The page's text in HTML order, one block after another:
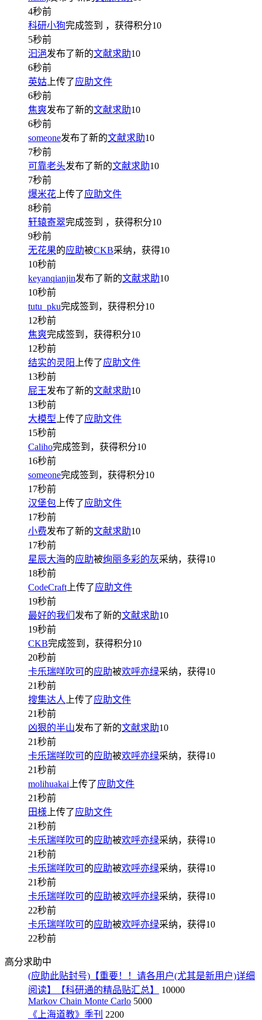
4秒前
科研小狗完成签到 ，获得积分10
5秒前
汩浥发布了新的文献求助10
6秒前
英姑 上传了应助文件
6秒前
焦爽发布了新的文献求助10
6秒前
someone发布了新的文献求助10
7秒前
可靠老头发布了新的文献求助10
7秒前
爆米花 上传了应助文件
8秒前
轩辕寄翠完成签到 ，获得积分10
9秒前
无花果的应助被CKB采纳，获得10
10秒前
keyanqianjin发布了新的文献求助10
10秒前
tutu_pku完成签到，获得积分10
12秒前
焦爽完成签到，获得积分10
12秒前
结实的灵阳 上传了应助文件
13秒前
屁王发布了新的文献求助10
13秒前
大模型 上传了应助文件
15秒前
Caliho完成签到，获得积分10
16秒前
someone完成签到，获得积分10
17秒前
汉堡包 上传了应助文件
17秒前
小费发布了新的文献求助10
17秒前
星辰大海的应助被绚丽多彩的灰采纳，获得10
18秒前
CodeCraft 上传了应助文件
19秒前
最好的我们 发布了新的文献求助10
19秒前
CKB完成签到，获得积分10
20秒前
卡乐瑞咩吹可的应助被欢呼亦绿采纳，获得10
21秒前
搜集达人 上传了应助文件
21秒前
凶狠的半山发布了新的文献求助10
21秒前
卡乐瑞咩吹可的应助被欢呼亦绿采纳，获得10
21秒前
molihuakai 上传了应助文件
21秒前
田様 上传了应助文件
21秒前
卡乐瑞咩吹可的应助被欢呼亦绿采纳，获得10
21秒前
卡乐瑞咩吹可的应助被欢呼亦绿采纳，获得10
21秒前
卡乐瑞咩吹可的应助被欢呼亦绿采纳，获得10
22秒前
卡乐瑞咩吹可的应助被欢呼亦绿采纳，获得10
22秒前
高分求助中
(应助此贴封号)【重要！！请各用户(尤其是新用户)详细
阅读】【科研通的精品贴汇总】
10000
Markov Chain Monte Carlo 5000
《上海道教》季刊 2200